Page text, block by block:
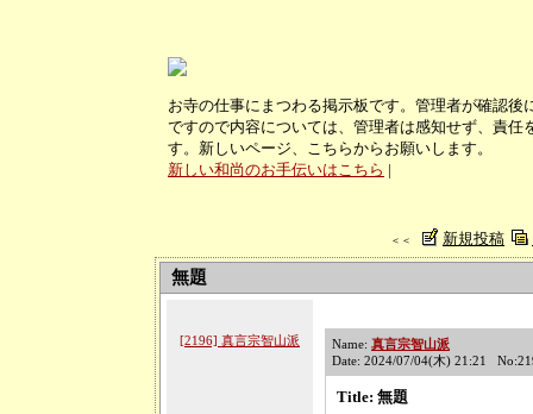
お寺の仕事にまつわる掲示板です。管理者が確認
ですので内容については、管理者は感知せず、責
す。新しいページ、こちらからお願いします。
新しい和尚のお手伝いはこちら |
＜＜ 新規投稿
無題
[2196] 真言宗智山派 Name: 真言宗智山派
Date: 2024/07/04(木) 21:21
Title: 無題